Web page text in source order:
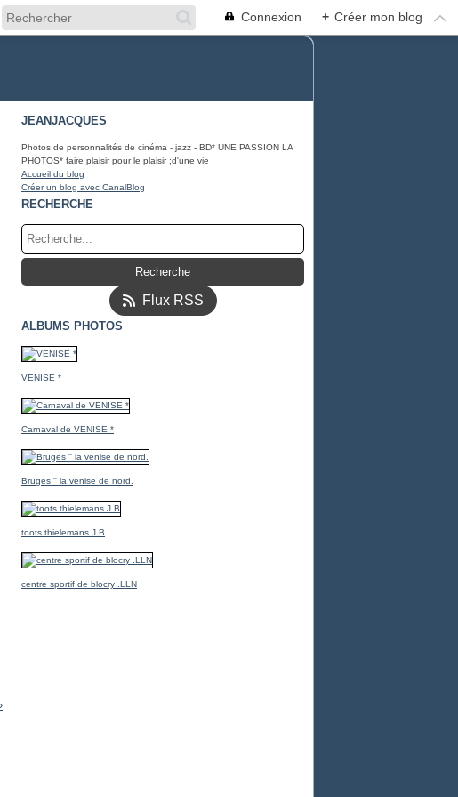
Connexion + Créer mon blog
JEANJACQUES
Photos de personnalités de cinéma - jazz - BD* UNE PASSION LA
PHOTOS* faire plaisir pour le plaisir ;d'une vie
Accueil du blog
Créer un blog avec CanalBlog
RECHERCHE
Flux RSS
ALBUMS PHOTOS
VENISE *
Carnaval de VENISE *
Bruges '' la venise de nord.
toots thielemans J B
centre sportif de blocry .LLN